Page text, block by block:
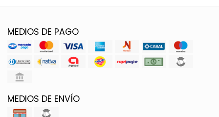
MEDIOS DE PAGO
MEDIOS DE ENVÍO